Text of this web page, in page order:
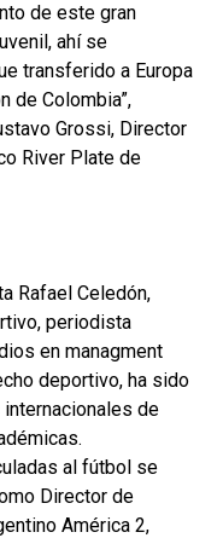
de este gran
ahí se
transferido a Europa
de Colombia”,
Grossi, Director
River Plate de
Rafael Celedón,
periodista
en managment
deportivo, ha sido
de
al fútbol se
Director de
América 2,